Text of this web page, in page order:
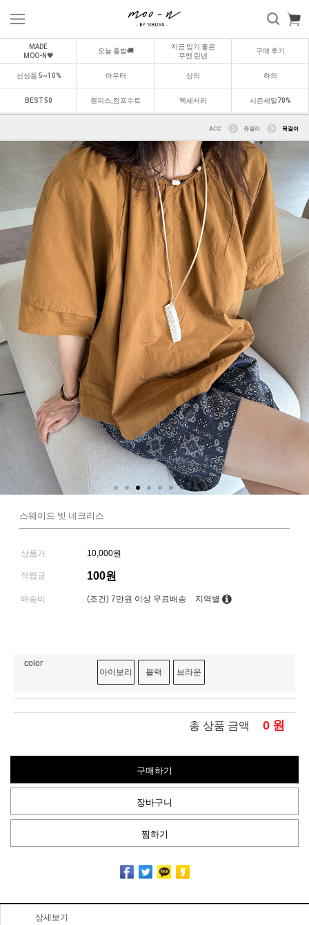
MADE
MOO-N🖤
오늘 출발🚚
지금 입기 좋은
무엔 린넨
구매 후기
신상품 5~10% 아우터 상의 하의
BEST 50 원피스,점프수트 액세서리 시즌세일70%
ACC 쥬얼리 목걸이
스웨이드 빗 네크리스
상품가 10,000원
적립금 100원
배송비 (조건) 7만원 이상 무료배송 지역별
color
아이보리
블랙 브라운
총 상품 금액 0 원
구매하기
장바구니
찜하기
상세보기